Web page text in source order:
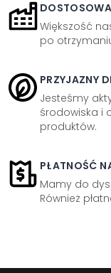
Większość
po
PRZYJAZNY
Jesteśmy
środowiska i
produktów.
PŁATNOŚĆ
Mamy do
Również